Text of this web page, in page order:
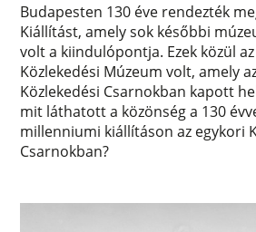
Budapesten 130 éve rendezték
Kiállítást, amely sok későbbi
volt a kiindulópontja. Ezek közül
Közlekedési Múzeum volt, amely
Közlekedési Csarnokban kapott
mit láthatott a közönség a 130
millenniumi kiállításon az egykori
Csarnokban?